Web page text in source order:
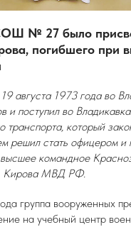
№ 27 было
погибшего при
августа 1973 года во
и поступил во
транспорта, который
решил стать офицером и
командное
Кирова МВД РФ.
группа вооруженных
на учебный центр